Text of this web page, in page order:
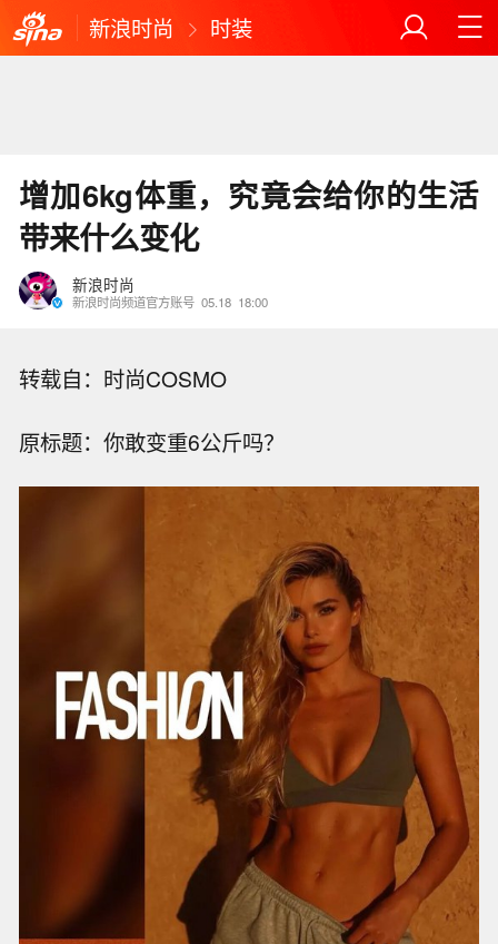
新浪时尚 时装
增加6kg体重，究竟会给你的生活
带来什么变化
新浪时尚
新浪时尚频道官方账号 05.18 18:00
转载自：时尚COSMO
原标题：你敢变重6公斤吗？